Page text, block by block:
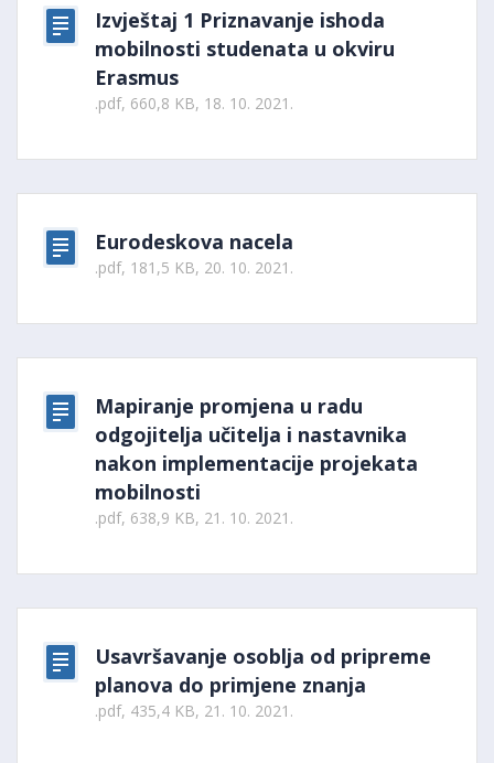
Izvještaj 1 Priznavanje ishoda
mobilnosti studenata u okviru
Erasmus
.pdf, 660,8 KB, 18. 10. 2021.
Eurodeskova nacela
.pdf, 181,5 KB, 20. 10. 2021.
Mapiranje promjena u radu
odgojitelja učitelja i nastavnika
nakon implementacije projekata
mobilnosti
.pdf, 638,9 KB, 21. 10. 2021.
Usavršavanje osoblja od pripreme
planova do primjene znanja
.pdf, 435,4 KB, 21. 10. 2021.